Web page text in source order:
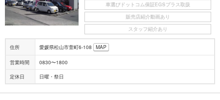
車選びドットコム保証EGSプラス取扱
販売店紹介動画あり
スタッフ紹介あり
住所 愛媛県松山市萱町6-108 MAP
営業時間 0830〜1800
定休日 日曜・祭日